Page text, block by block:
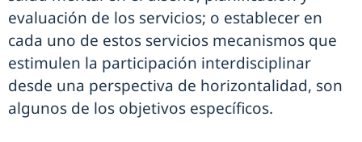
evaluación de los servicios; o establecer en
cada uno de estos servicios mecanismos que
estimulen la participación interdisciplinar
desde una perspectiva de horizontalidad, son
algunos de los objetivos específicos.